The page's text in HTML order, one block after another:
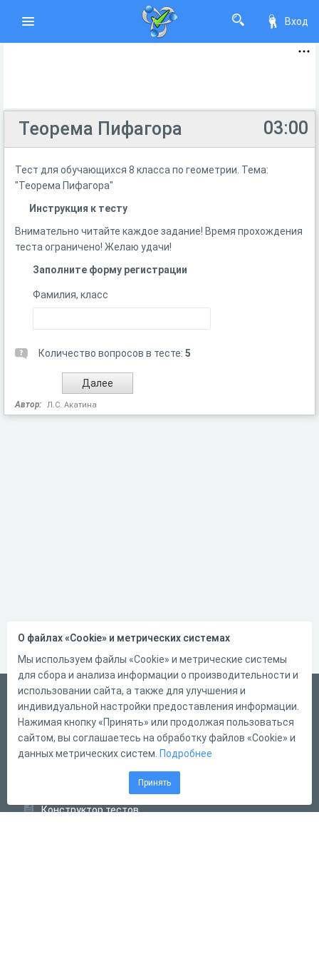
Вход
03:00
Теорема Пифагора
Тест для обучающихся 8 класса по геометрии. Тема:
"Теорема Пифагора"
Инструкция к тесту
Внимательно читайте каждое задание! Время прохождения
теста ограничено! Желаю удачи!
Заполните форму регистрации
Фамилия, класс
Количество вопросов в тесте: 5
Автор: Л.С. Акатина
Русский
Справка
Форма обратной связи
Конструктор тестов
О файлах «Cookie» и метрических системах
Мы используем файлы «Cookie» и метрические системы
для сбора и анализа информации о производительности и
использовании сайта, а также для улучшения и
индивидуальной настройки предоставления информации.
Нажимая кнопку «Принять» или продолжая пользоваться
сайтом, вы соглашаетесь на обработку файлов «Cookie» и
данных метрических систем. Подробнее
Принять